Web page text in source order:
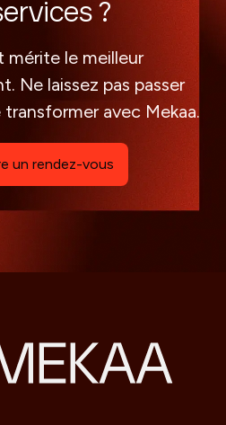
?
le meilleur
Ne laissez pas passer
avec Mekaa.
un rendez-vous